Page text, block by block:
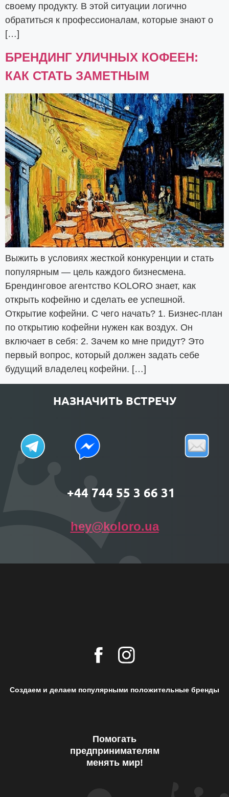
своему продукту. В этой ситуации логично
обратиться к профессионалам, которые знают о
[…]
БРЕНДИНГ УЛИЧНЫХ КОФЕЕН:
КАК СТАТЬ ЗАМЕТНЫМ
Выжить в условиях жесткой конкуренции и стать
популярным — цель каждого бизнесмена.
Брендинговое агентство KOLORO знает, как
открыть кофейню и сделать ее успешной.
Открытие кофейни. С чего начать? 1. Бизнес-план
по открытию кофейни нужен как воздух. Он
включает в себя: 2. Зачем ко мне придут? Это
первый вопрос, который должен задать себе
будущий владелец кофейни. […]
НАЗНАЧИТЬ ВСТРЕЧУ
+44 744 55 3 66 31
hey@koloro.ua
Создаем и делаем популярными положительные бренды
Помогать
предпринимателям
менять мир!